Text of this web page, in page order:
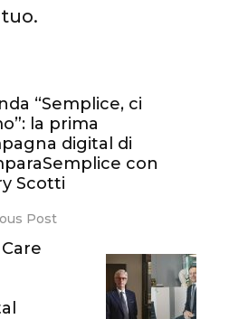
“Semplice, ci
la prima
digital di
con
Scotti
Post